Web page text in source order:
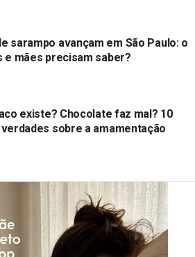
sarampo avançam em São Paulo: o
e mães precisam saber?
existe? Chocolate faz mal? 10
sobre a amamentação